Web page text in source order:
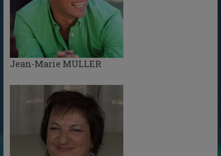
Jean-Marie MULLER